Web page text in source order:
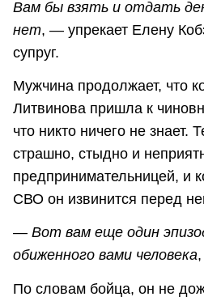
Вам бы взять и отдать
нет, — упрекает Елену
супруг.
Мужчина продолжает, что
Литвинова пришла к
что никто ничего не знает.
страшно, стыдно и
предпринимательницей, и
СВО он извинится перед
— Вот вам еще один
обиженного вами человека
По словам бойца, он не